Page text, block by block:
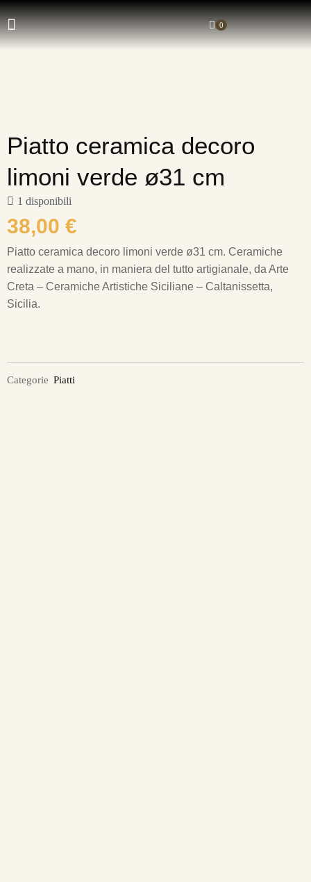
0
Piatto ceramica decoro
limoni verde ø31 cm
1 disponibili
38,00 €
Piatto ceramica decoro limoni verde ø31 cm. Ceramiche
realizzate a mano, in maniera del tutto artigianale, da Arte
Creta – Ceramiche Artistiche Siciliane – Caltanissetta,
Sicilia.
Categorie Piatti